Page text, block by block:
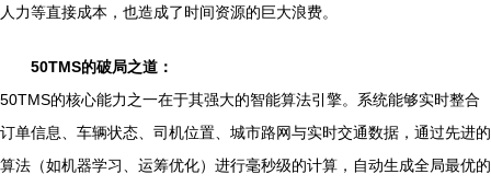
人力等直接成本，也造成了时间资源的巨大浪费。
50TMS的破局之道：
50TMS的核心能力之一在于其强大的智能算法引擎。系统能够实时整合
订单信息、车辆状态、司机位置、城市路网与实时交通数据，通过先进的
算法（如机器学习、运筹优化）进行毫秒级的计算，自动生成全局最优的